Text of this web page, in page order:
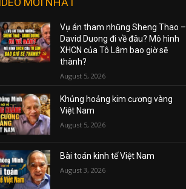
Vụ án tham nhũng Sheng Thao –
David Duong đi về đâu? Mô hình
XHCN của Tô Lâm bao giờ sẽ
thành?
August 5, 2026
Khủng hoảng kim cương vàng
Việt Nam
August 5, 2026
Bài toán kinh tế Việt Nam
August 3, 2026